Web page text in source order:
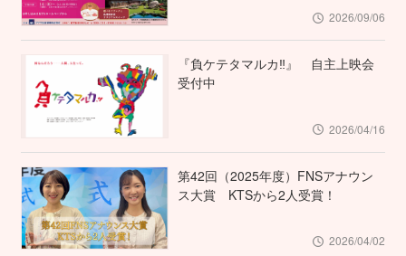
2026/09/06
『負ケテタマルカ‼︎』 自主上映会
受付中
2026/04/16
第42回（2025年度）FNSアナウン
ス大賞 KTSから2人受賞！
2026/04/02